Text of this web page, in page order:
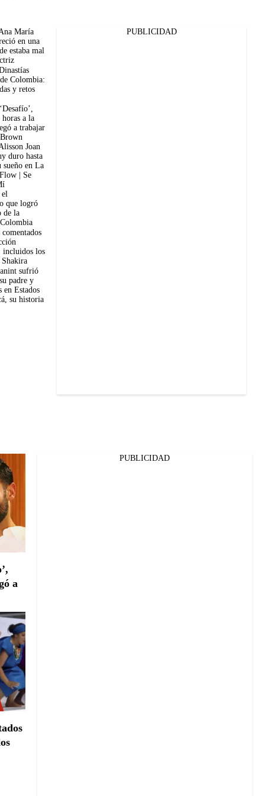
María
en una
estaba mal
Colombia:
y retos
a la
a trabajar
Joan
duro hasta
sueño en La
| Se
el
que logró
de la
incluidos los
Shakira
sufrió
padre y
en Estados
su historia
PUBLICIDAD
a
PUBLICIDAD